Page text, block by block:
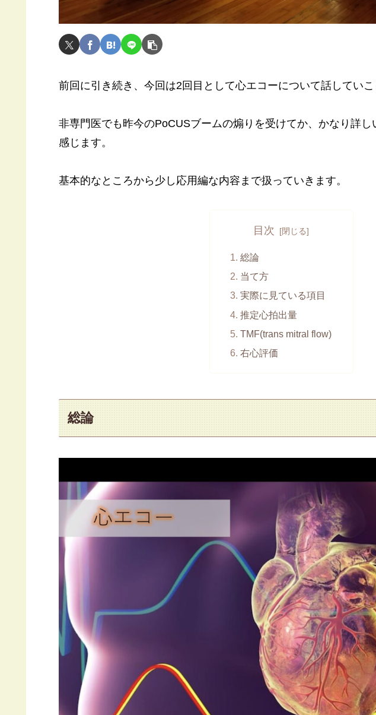
前回に引き続き、今回は2回目として心エコーについて話していこ
非専門医でも昨今のPoCUSブームの煽りを受けてか、かなり詳し
感じます。
基本的なところから少し応用編な内容まで扱っていきます。
目次
総論
当て方
実際に見ている項目
推定心拍出量
TMF(trans mitral flow)
右心評価
総論